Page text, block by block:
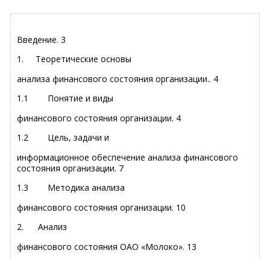
Введение. 3
1. Теоретические основы
анализа финансового состояния организации.. 4
1.1 Понятие и виды
финансового состояния организации. 4
1.2 Цель, задачи и
информационное обеспечение анализа финансового
состояния организации. 7
1.3 Методика анализа
финансового состояния организации. 10
2. Анализ
финансового состояния ОАО «Молоко». 13